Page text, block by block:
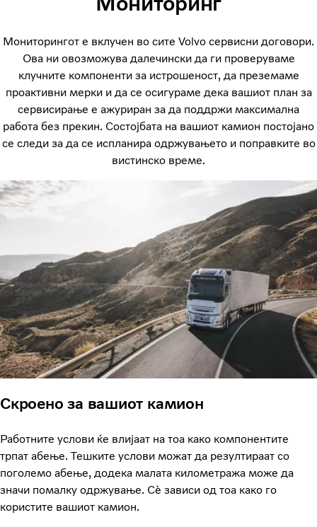
Мониторингот е вклучен во сите Volvo сервисни договори.
Ова ни овозможува далечински да ги проверуваме
клучните компоненти за истрошеност, да преземаме
проактивни мерки и да се осигураме дека вашиот план за
сервисирање е ажуриран за да поддржи максимална
работа без прекин. Состојбата на вашиот камион постојано
се следи за да се испланира одржувањето и поправките во
вистинско време.
Скроено за вашиот камион
Работните услови ќе влијаат на тоа како компонентите
трпат абење. Тешките услови можат да резултираат со
поголемо абење, додека малата километража може да
значи помалку одржување. Сè зависи од тоа како го
користите вашиот камион.